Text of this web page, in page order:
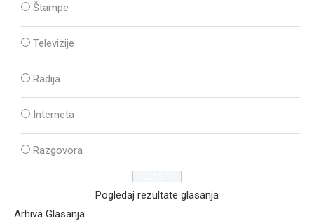
Štampe
Televizije
Radija
Interneta
Razgovora
Pogledaj rezultate glasanja
Arhiva Glasanja